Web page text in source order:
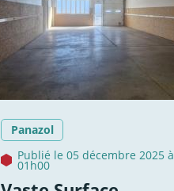
Panazol
Publié le 05 décembre 2025 à
01h00